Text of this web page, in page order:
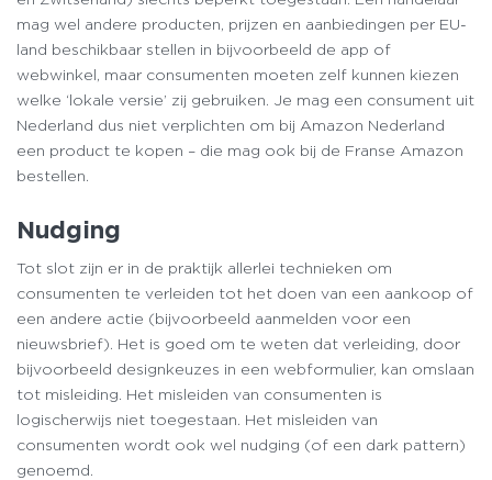
mag wel andere producten, prijzen en aanbiedingen per EU-
land beschikbaar stellen in bijvoorbeeld de app of
webwinkel, maar consumenten moeten zelf kunnen kiezen
welke ‘lokale versie’ zij gebruiken. Je mag een consument uit
Nederland dus niet verplichten om bij Amazon Nederland
een product te kopen – die mag ook bij de Franse Amazon
bestellen.
Nudging
Tot slot zijn er in de praktijk allerlei technieken om
consumenten te verleiden tot het doen van een aankoop of
een andere actie (bijvoorbeeld aanmelden voor een
nieuwsbrief). Het is goed om te weten dat verleiding, door
bijvoorbeeld designkeuzes in een webformulier, kan omslaan
tot misleiding. Het misleiden van consumenten is
logischerwijs niet toegestaan. Het misleiden van
consumenten wordt ook wel nudging (of een dark pattern)
genoemd.